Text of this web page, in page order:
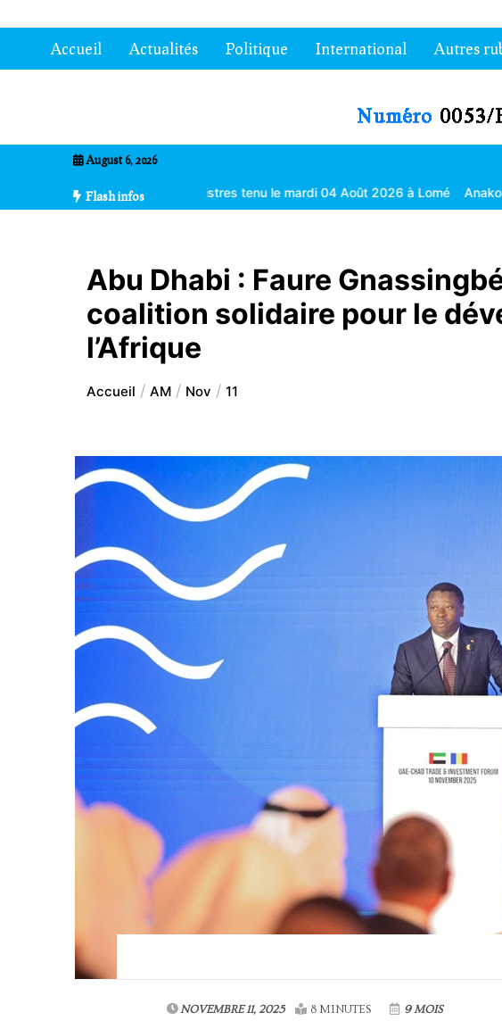
au
contenuAccueil Actualités Politique International Autres
August 6, 2026
Flash infos
des ministres tenu le mardi 04 Août 2026 à Lomé Anakoma Bikpéta nommé
Abu Dhabi : Faure
coalition solidaire pour le
l’Afrique
Accueil AM Nov 11
NOVEMBRE 11, 2025 8 MINUTES 9 MOIS